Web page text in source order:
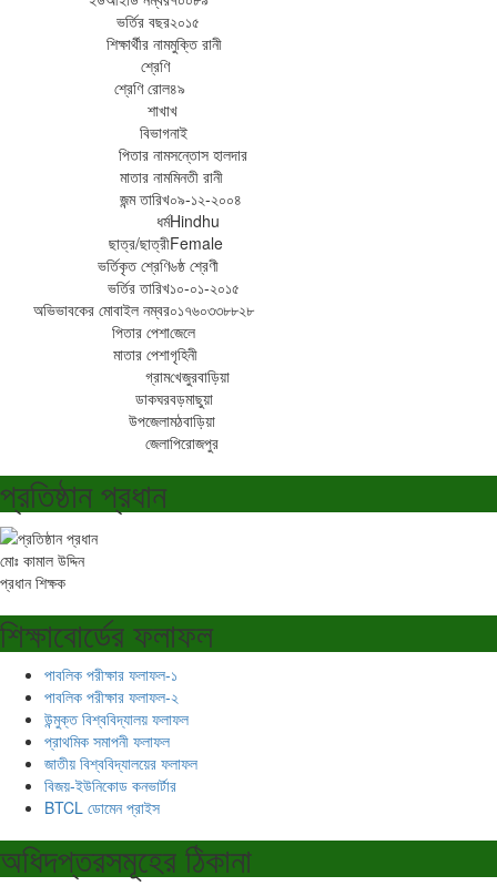
ভর্তির বছর২০১৫
শিক্ষার্থীর নামমুক্তি রানী
শ্রেণি
শ্রেণি রোল৪৯
শাখাখ
বিভাগনাই
পিতার নামসন্তোস হালদার
মাতার নামমিনতী রানী
জন্ম তারিখ০৯-১২-২০০৪
ধর্মHindhu
ছাত্র/ছাত্রীFemale
ভর্তিকৃত শ্রেণি৬ষ্ঠ শ্রেণী
ভর্তির তারিখ১০-০১-২০১৫
অভিভাবকের মোবাইল নম্বর০১৭৬০৩৩৮৮২৮
পিতার পেশাজেলে
মাতার পেশাগৃহিনী
গ্রামখেজুরবাড়িয়া
ডাকঘরবড়মাছুয়া
উপজেলামঠবাড়িয়া
জেলাপিরোজপুর
প্রতিষ্ঠান প্রধান
মোঃ কামাল উদ্দিন
প্রধান শিক্ষক
শিক্ষাবোর্ডের ফলাফল
পাবলিক পরীক্ষার ফলাফল-১
পাবলিক পরীক্ষার ফলাফল-২
উন্মুক্ত বিশ্ববিদ্যালয় ফলাফল
প্রাথমিক সমাপনী ফলাফল
জাতীয় বিশ্ববিদ্যালয়ের ফলাফল
বিজয়-ইউনিকোড কনভার্টার
BTCL ডোমেন প্রাইস
অধিদপ্তরসমূহের ঠিকানা